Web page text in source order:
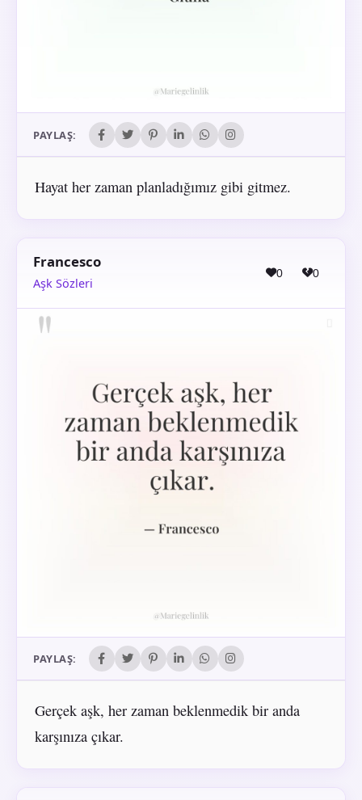
PAYLAŞ:
Hayat her zaman planladığımız gibi gitmez.
Francesco
Aşk Sözleri
0 0
PAYLAŞ:
Gerçek aşk, her zaman beklenmedik bir anda
karşınıza çıkar.